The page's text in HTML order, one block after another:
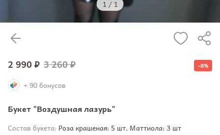
Букет "Воздушная лазурь"
1 / 1
Состав букета: Роза крашеная: 5 шт, Маттиола: 3 шт
2 990 ₽ 3 260 ₽ -8%
+ 90 бонусов